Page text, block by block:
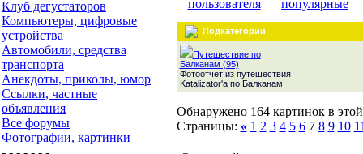
Клуб дегустаторов
Компьютеры, цифровые
устройства
Автомобили, средства
транспорта
Анекдоты, приколы, юмор
Ссылки, частные
объявления
Все форумы
Фотографии, картинки
пользователя
популярные
Подкатегории
Путешествие по
Балканам (95)
Фотоотчет из путешествия
Katalizator'а по Балканам
Обнаружено 164 картинок в
Страницы: « 1 2 3 4 5 67 8 9 10